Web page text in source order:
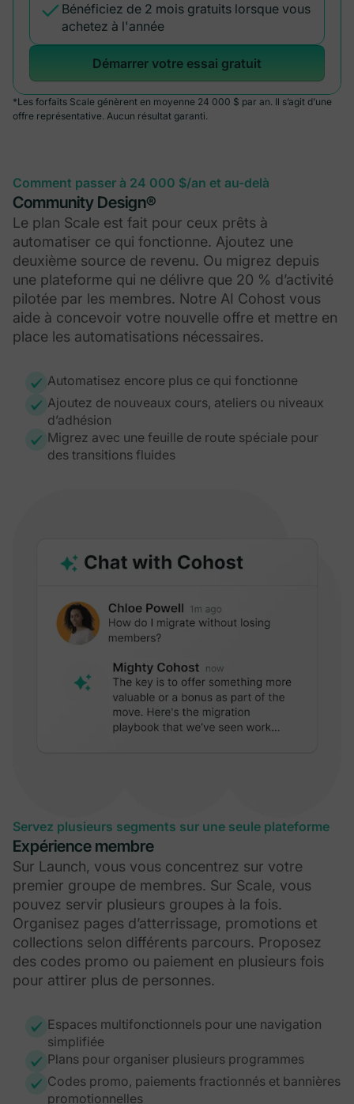
Bénéficiez de 2 mois gratuits lorsque vous
achetez à l'année
Démarrer votre essai gratuit
*Les forfaits Scale génèrent en moyenne 24 000 $ par an. Il s’agit d’une
offre représentative. Aucun résultat garanti.
Comment passer à 24 000 $/an et au-delà
Community Design®
Le plan Scale est fait pour ceux prêts à
automatiser ce qui fonctionne. Ajoutez une
deuxième source de revenu. Ou migrez depuis
une plateforme qui ne délivre que 20 % d’activité
pilotée par les membres. Notre AI Cohost vous
aide à concevoir votre nouvelle offre et mettre en
place les automatisations nécessaires.
Automatisez encore plus ce qui fonctionne
Ajoutez de nouveaux cours, ateliers ou niveaux
d’adhésion
Migrez avec une feuille de route spéciale pour
des transitions fluides
Servez plusieurs segments sur une seule plateforme
Expérience membre
Sur Launch, vous vous concentrez sur votre
premier groupe de membres. Sur Scale, vous
pouvez servir plusieurs groupes à la fois.
Organisez pages d’atterrissage, promotions et
collections selon différents parcours. Proposez
des codes promo ou paiement en plusieurs fois
pour attirer plus de personnes.
Espaces multifonctionnels pour une navigation
simplifiée
Plans pour organiser plusieurs programmes
Codes promo, paiements fractionnés et bannières
promotionnelles